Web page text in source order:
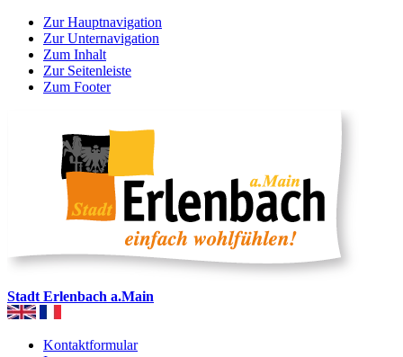
Zur Hauptnavigation
Zur Unternavigation
Zum Inhalt
Zur Seitenleiste
Zum Footer
Stadt Erlenbach a.Main
Kontaktformular